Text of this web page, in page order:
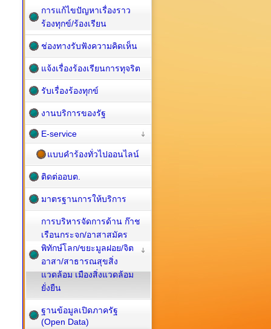
การแก้ไขปัญหาเรื่องราว
ร้องทุกข์/ร้องเรียน
ช่องทางรับฟังความคิดเห็น
แจ้งเรื่องร้องเรียนการทุจริต
รับเรื่องร้องทุกข์
งานบริการของรัฐ
E-service
แบบคำร้องทั่วไปออนไลน์
ติดต่ออบต.
มาตรฐานการให้บริการ
การบริหารจัดการด้าน ก๊าช
เรือนกระจก/อาสาสมัคร
พิทักษ์โลก/ขยะมูลฝอย/จิต
อาสา/สาธารณสุขสิ่ง
แวดล้อม เมืองสิ่งแวดล้อม
ยั่งยืน
ฐานข้อมูลเปิดภาครัฐ
(Open Data)